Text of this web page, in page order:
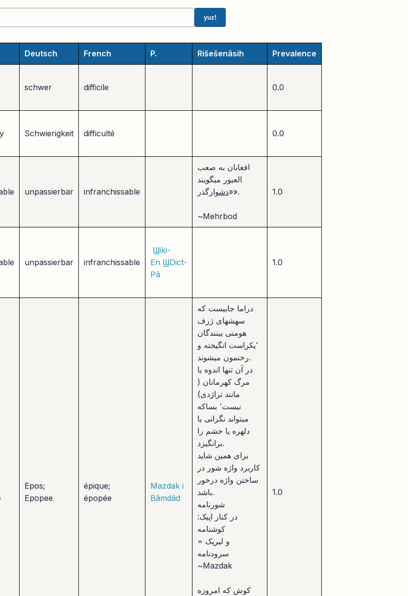
yuz!
Deutsch French P. Rišešenâsih Prevalence
schwer difficile 0.0
Schwierigkeit difficulté 0.0
unpassierbar infranchissable
افغانان به صعب
العبور میگویند
«دشوار گذر».
~Mehrbod
1.0
unpassierbar infranchissable
Ϣiki-
En ϢDict-
Pâ
1.0
Epos;
Epopee
épique;
épopée
Mazdak i
Bâmdâd
دراما جابیست که
سهشهای ژرف
هومنی بینندگان
٬یکراست انگیخته و
رخنمون میشوند.
در آن تنها اندوه یا
مرگ کهرمانان (
مانند تراژدی)
نیست٬ بساکه
میتواند نگرانی یا
دلهره یا خشم را
برانگیزد.
برای همین شاید
کاربرد واژه شور در
ساختن واژه درخور
باشد.
شورنامه
در کنار اپیک:
کوشنامه
و لیریک =
سرودنامه
~Mazdak
کوش که امروزه
1.0